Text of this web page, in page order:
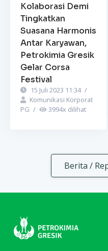
Kolaborasi Demi
Tingkatkan
Suasana Harmonis
Antar Karyawan,
Petrokimia Gresik
Gelar Corsa
Festival
15 Juli 2023 11:34 /
Komunikasi Korporat
PG / 3994x dilihat
Berita /